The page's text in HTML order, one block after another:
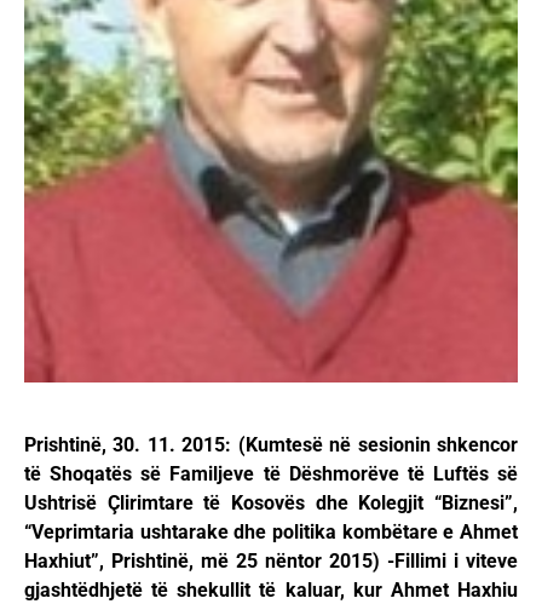
Prishtinë, 30. 11. 2015: (Kumtesë në sesionin shkencor
të Shoqatës së Familjeve të Dëshmorëve të Luftës së
Ushtrisë Çlirimtare të Kosovës dhe Kolegjit “Biznesi”,
“Veprimtaria ushtarake dhe politika kombëtare e Ahmet
Haxhiut”, Prishtinë, më 25 nëntor 2015) -Fillimi i viteve
gjashtëdhjetë të shekullit të kaluar, kur Ahmet Haxhiu